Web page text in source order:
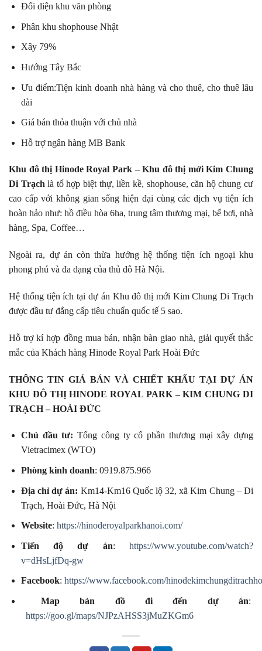
Đối diện khu văn phòng
Phân khu shophouse Nhật
Xây 79%
Hướng Tây Bắc
Ưu điểm:Tiện kinh doanh nhà hàng và cho thuê, cho thuê lâu
dài
Giá bán thỏa thuận với chủ nhà
Hỗ trợ ngân hàng MB Bank
Khu đô thị Hinode Royal Park–Khu đô thị mới Kim Chung
Di Trạchlà tổ hợp biệt thự, liền kề, shophouse, căn hộ chung cư
cao cấp với không gian sống hiện đại cùng các dịch vụ tiện ích
hoàn hảo như: hồ điều hòa 6ha, trung tâm thương mại, bể bơi, nhà
hàng, Spa, Coffee…
Ngoài ra, dự án còn thừa hưởng hệ thống tiện ích ngoại khu
phong phú và đa dạng của thủ đô Hà Nội.
Hệ thống tiện ích tại dự án Khu đô thị mới Kim Chung Di Trạch
được đầu tư đẳng cấp tiêu chuẩn quốc tế 5 sao.
Hỗ trợ kí hợp đồng mua bán, nhận bàn giao nhà, giải quyết thắc
mắc của Khách hàng Hinode Royal Park Hoài Đức
THÔNG TIN GIÁ BÁN VÀ CHIẾT KHẤU TẠI DỰ ÁN
KHU ĐÔ THỊ HINODE ROYAL PARK – KIM CHUNG DI
TRẠCH – HOÀI ĐỨC
Chủ đầu tư: Tổng công ty cổ phần thương mại xây dựng
Vietracimex (WTO)
Phòng kinh doanh: 0919.875.966
Địa chỉ dự án: Km14-Km16 Quốc lộ 32, xã Kim Chung – Di
Trạch, Hoài Đức, Hà Nội
Website: https://hinoderoyalparkhanoi.com/
Tiến độ dự án:https://www.youtube.com/watch?
v=dHsLjfDq-gw
Facebook: https://www.facebook.com/
Map bản đồ đi đến dự án:
https://goo.gl/maps/NJPzAHSS3jMuZKGm6